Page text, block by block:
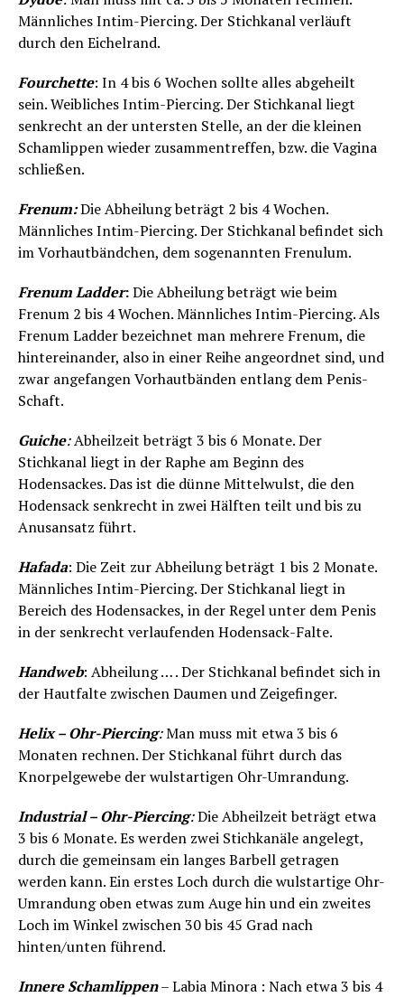
Männliches Intim-Piercing. Der Stichkanal verläuft
durch den Eichelrand.
Fourchette: In 4 bis 6 Wochen sollte alles abgeheilt
sein. Weibliches Intim-Piercing. Der Stichkanal liegt
senkrecht an der untersten Stelle, an der die kleinen
Schamlippen wieder zusammentreffen, bzw. die Vagina
schließen.
Frenum:Die Abheilung beträgt 2 bis 4 Wochen.
Männliches Intim-Piercing. Der Stichkanal befindet sich
im Vorhautbändchen, dem sogenannten Frenulum.
Frenum Ladder:Die Abheilung beträgt wie beim
Frenum 2 bis 4 Wochen. Männliches Intim-Piercing. Als
Frenum Ladder bezeichnet man mehrere Frenum, die
hintereinander, also in einer Reihe angeordnet sind, und
zwar angefangen Vorhautbänden entlang dem Penis-
Schaft.
Guiche:Abheilzeit beträgt 3 bis 6 Monate. Der
Stichkanal liegt in der Raphe am Beginn des
Hodensackes. Das ist die dünne Mittelwulst, die den
Hodensack senkrecht in zwei Hälften teilt und bis zu
Anusansatz führt.
Hafada: Die Zeit zur Abheilung beträgt 1 bis 2 Monate.
Männliches Intim-Piercing. Der Stichkanal liegt in
Bereich des Hodensackes, in der Regel unter dem Penis
in der senkrecht verlaufenden Hodensack-Falte.
Handweb: Abheilung … . Der Stichkanal befindet sich in
der Hautfalte zwischen Daumen und Zeigefinger.
Helix – Ohr-Piercing:Man muss mit etwa 3 bis 6
Monaten rechnen. Der Stichkanal führt durch das
Knorpelgewebe der wulstartigen Ohr-Umrandung.
Industrial – Ohr-Piercing:Die Abheilzeit beträgt etwa
3 bis 6 Monate. Es werden zwei Stichkanäle angelegt,
durch die gemeinsam ein langes Barbell getragen
werden kann. Ein erstes Loch durch die wulstartige Ohr-
Umrandung oben etwas zum Auge hin und ein zweites
Loch im Winkel zwischen 30 bis 45 Grad nach
hinten/unten führend.
Innere Schamlippen– Labia Minora : Nach etwa 3 bis 4